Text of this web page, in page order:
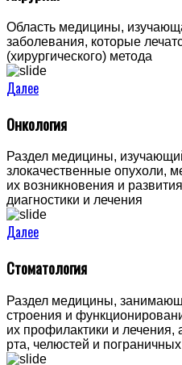
Область медицины,
заболевания, которые
(хирургического) метода
Далее
Онкология
Раздел медицины,
злокачественные опухоли,
их возникновения и
диагностики и лечения
Далее
Стоматология
Раздел медицины,
строения и
их профилактики и лечения,
рта, челюстей и